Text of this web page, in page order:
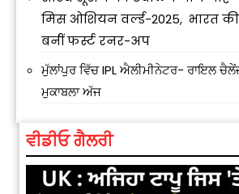
मिस ओशियन वर्ल्ड-2025, भारत
बनीं फर्स्ट रनर-अप
ਮੁੱਲਾਂਪੁਰ ਵਿੱਚ IPL ਐਲੀਮੀਨੇਟਰ- ਰਾਇਲ
ਮੁਕਾਬਲਾ ਅੱਜ
ਵੀਡੀਓ ਗੈਲਰੀ